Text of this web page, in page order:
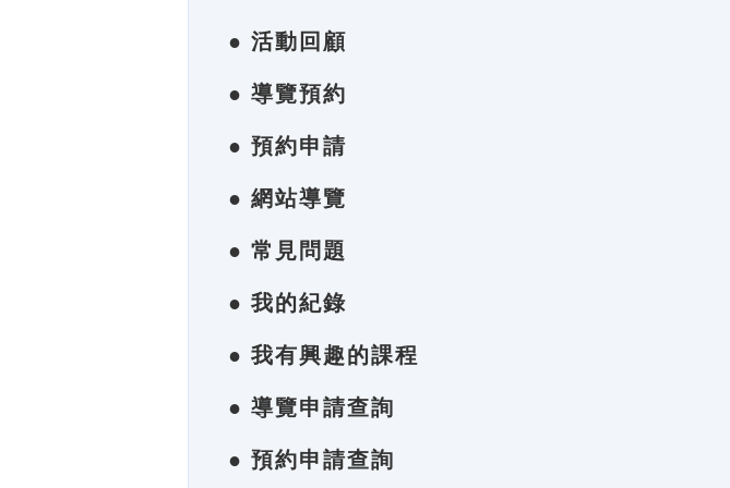
● 活動回顧
● 導覽預約
● 預約申請
● 網站導覽
● 常見問題
● 我的紀錄
● 我有興趣的課程
● 導覽申請查詢
● 預約申請查詢